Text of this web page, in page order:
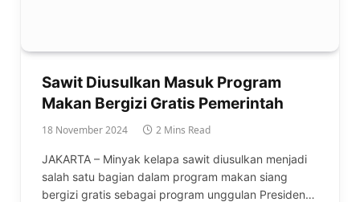
Sawit Diusulkan Masuk Program
Makan Bergizi Gratis Pemerintah
18 November 2024 2 Mins Read
JAKARTA – Minyak kelapa sawit diusulkan menjadi
salah satu bagian dalam program makan siang
bergizi gratis sebagai program unggulan Presiden…